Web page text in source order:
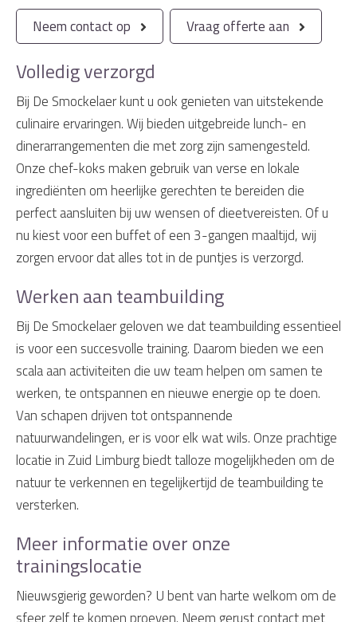
Neem contact op Vraag offerte aan
Volledig verzorgd
Bij De Smockelaer kunt u ook genieten van uitstekende
culinaire ervaringen. Wij bieden uitgebreide lunch- en
dinerarrangementen die met zorg zijn samengesteld.
Onze chef-koks maken gebruik van verse en lokale
ingrediënten om heerlijke gerechten te bereiden die
perfect aansluiten bij uw wensen of dieetvereisten. Of u
nu kiest voor een buffet of een 3-gangen maaltijd, wij
zorgen ervoor dat alles tot in de puntjes is verzorgd.
Werken aan teambuilding
Bij De Smockelaer geloven we dat teambuilding essentieel
is voor een succesvolle training. Daarom bieden we een
scala aan activiteiten die uw team helpen om samen te
werken, te ontspannen en nieuwe energie op te doen.
Van schapen drijven tot ontspannende
natuurwandelingen, er is voor elk wat wils. Onze prachtige
locatie in Zuid Limburg biedt talloze mogelijkheden om de
natuur te verkennen en tegelijkertijd de teambuilding te
versterken.
Meer informatie over onze
trainingslocatie
Nieuwsgierig geworden? U bent van harte welkom om de